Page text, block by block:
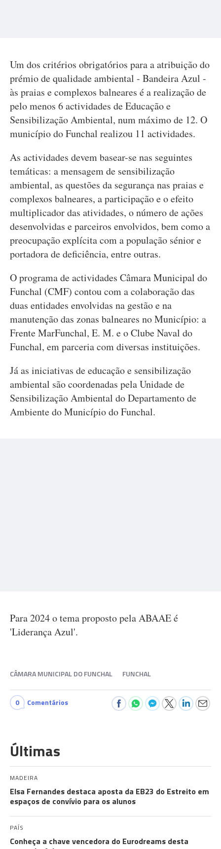
Um dos critérios obrigatórios para a atribuição do
prémio de qualidade ambiental - Bandeira Azul -
às praias e complexos balneares é a realização de
pelo menos 6 actividades de Educação e
Sensibilização Ambiental, num máximo de 12. O
município do Funchal realizou 11 actividades.
As actividades devem basear-se nas seguintes
temáticas: a mensagem de sensibilização
ambiental, as questões da segurança nas praias e
complexos balneares, a participação e o efeito
multiplicador das atividades, o número de ações
desenvolvidas e parceiros envolvidos, bem como a
preocupação explícita com a população sénior e
portadora de deficiência, entre outras.
O programa de actividades Câmara Municipal do
Funchal (CMF) contou com a colaboração das
duas entidades envolvidas na gestão e na
manutenção das zonas balneares no Município: a
Frente MarFunchal, E. M. e o Clube Naval do
Funchal, em parceria com diversas instituições.
Já as iniciativas de educação e sensibilização
ambiental são coordenadas pela Unidade de
Sensibilização Ambiental do Departamento de
Ambiente do Município do Funchal.
Para 2024 o tema proposto pela ABAAE é
'Liderança Azul'.
CÂMARA MUNICIPAL DO FUNCHAL FUNCHAL
0 Comentários
Últimas
MADEIRA
Elsa Fernandes destaca aposta da EB23 do Estreito em
espaços de convívio para os alunos
PAÍS
Conheça a chave vencedora do Eurodreams desta